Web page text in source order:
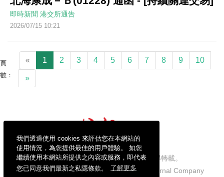
我們透過使用 cookies 來評估您在本網站的
使用情況，為您提供最佳的用戶體驗。 如您
繼續使用本網站所提供之內容或服務，即代表
您已同意我們最新之私隱條款。
了解更多
即時新聞 港交所通告
2026/07/15 10:21
頁
數：
« 1 2 3 4 5 6 7 8 9 10
»
信報財經新聞有限公司版權所有，不得轉載。
Copyright © 2026 Hong Kong Economic Journal Company